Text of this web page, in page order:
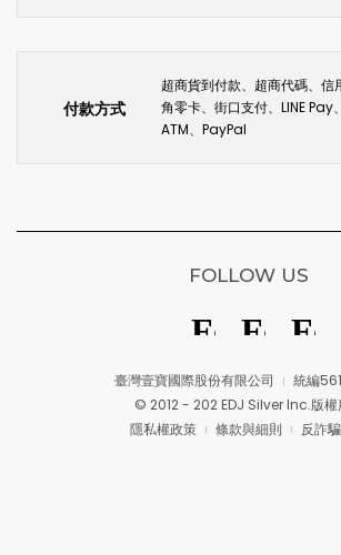
付款方式
超商貨到付款、超商代碼、信
角零卡、街口支付、LINE Pay
ATM、PayPal
臺灣壹寶國際股份有限公司
統編
© 2012 - 202 EDJ Silver Inc.版權
隱私權政策
條款與細則 反詐
FOLLOW US